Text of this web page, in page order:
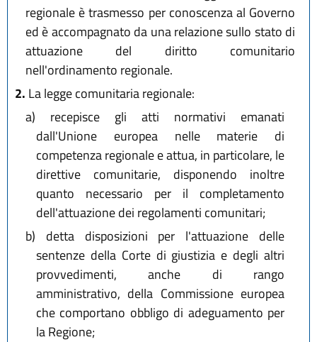
regionale è trasmesso per conoscenza al Governo
ed è accompagnato da una relazione sullo stato di
attuazione del diritto comunitario
nell'ordinamento regionale.
2. La legge comunitaria regionale:
a) recepisce gli atti normativi emanati
dall'Unione europea nelle materie di
competenza regionale e attua, in particolare, le
direttive comunitarie, disponendo inoltre
quanto necessario per il completamento
dell'attuazione dei regolamenti comunitari;
b) detta disposizioni per l'attuazione delle
sentenze della Corte di giustizia e degli altri
provvedimenti, anche di rango
amministrativo, della Commissione europea
che comportano obbligo di adeguamento per
la Regione;